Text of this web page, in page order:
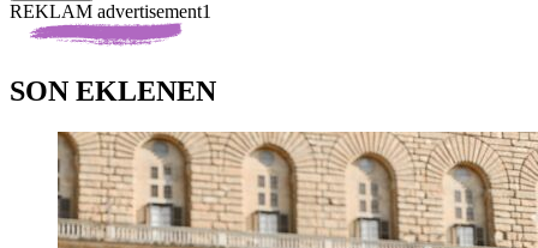
REKLAM advertisement1
SON EKLENEN